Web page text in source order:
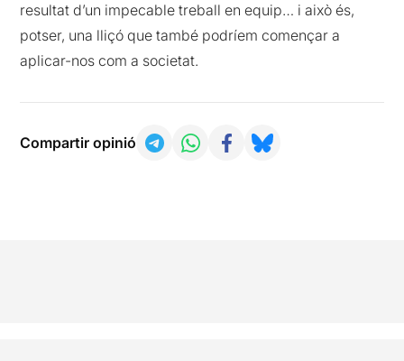
resultat d’un impecable treball en equip… i això és,
potser, una lliçó que també podríem començar a
aplicar-nos com a societat.
Compartir opinió